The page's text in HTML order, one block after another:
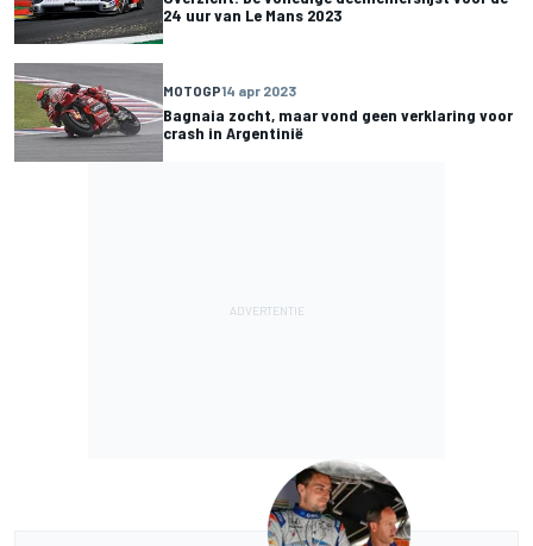
24 uur van Le Mans 2023
MOTOGP14 apr 2023
Bagnaia zocht, maar vond geen verklaring voor
crash in Argentinië